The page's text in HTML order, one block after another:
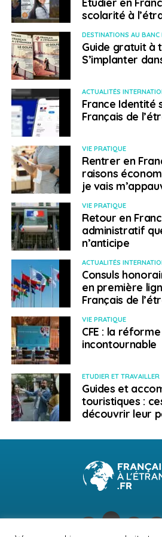
deux professions délaissées par
l’informatique par exemple,
devons embaucher 200 à 250
métiers-là chaque année, et être
trouver. »Veolia mise aussi sur la
en France, alors qu’en Pologne les
organisées « en silo », sans vraie
d’évolution d’un métier à l’autre.
Lui écrire :
Un article de Frederic Lassaigne
A SUIVRE
B. Delomenie: «Le Brexit crée
pression pour recruter de
E. Leclerc, pionnier en
Français à l'étranger
scolarité à
DESTINATIONS AU BANC
Guide gratuit à
S’implanter
ACTUALITÉS
France Identité
Français de
VIE PRATIQUE
Rentrer en
raisons
je vais
VIE PRATIQUE
Retour en
administratif
n’anticipe
ACTUALITÉS
Consuls
en première
Français de
VIE PRATIQUE
CFE : la
incontournable
ETUDIER ET TRAVAILLER
Guides et
touristiques :
découvrir leur